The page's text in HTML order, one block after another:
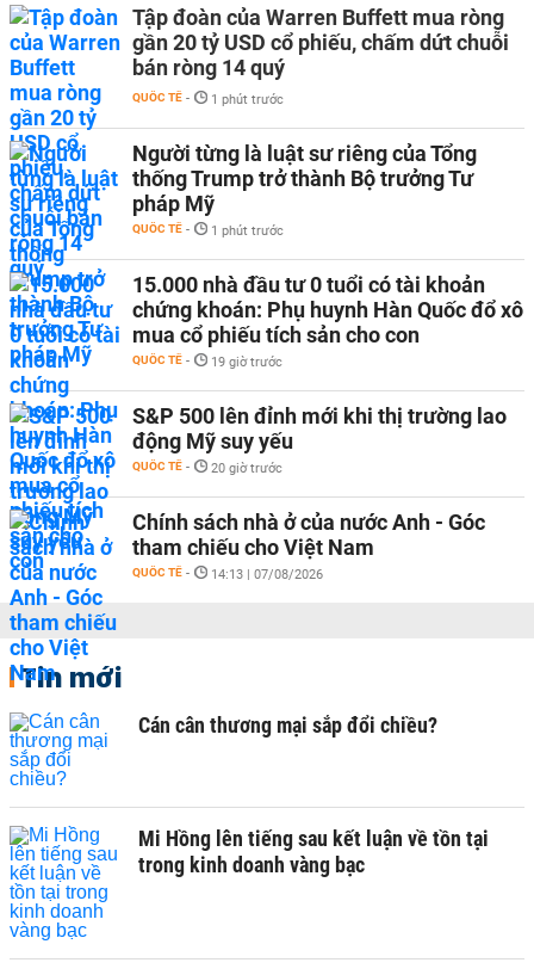
Tập đoàn của Warren Buffett mua ròng
gần 20 tỷ USD cổ phiếu, chấm dứt chuỗi
bán ròng 14 quý
QUỐC TẾ - 1 phút trước
Người từng là luật sư riêng của Tổng
thống Trump trở thành Bộ trưởng Tư
pháp Mỹ
QUỐC TẾ - 1 phút trước
15.000 nhà đầu tư 0 tuổi có tài khoản
chứng khoán: Phụ huynh Hàn Quốc đổ xô
mua cổ phiếu tích sản cho con
QUỐC TẾ - 19 giờ trước
S&P 500 lên đỉnh mới khi thị trường lao
động Mỹ suy yếu
QUỐC TẾ - 20 giờ trước
Chính sách nhà ở của nước Anh - Góc
tham chiếu cho Việt Nam
QUỐC TẾ - 14:13 | 07/08/2026
Tin mới
Cán cân thương mại sắp đổi chiều?
Mi Hồng lên tiếng sau kết luận về tồn tại
trong kinh doanh vàng bạc